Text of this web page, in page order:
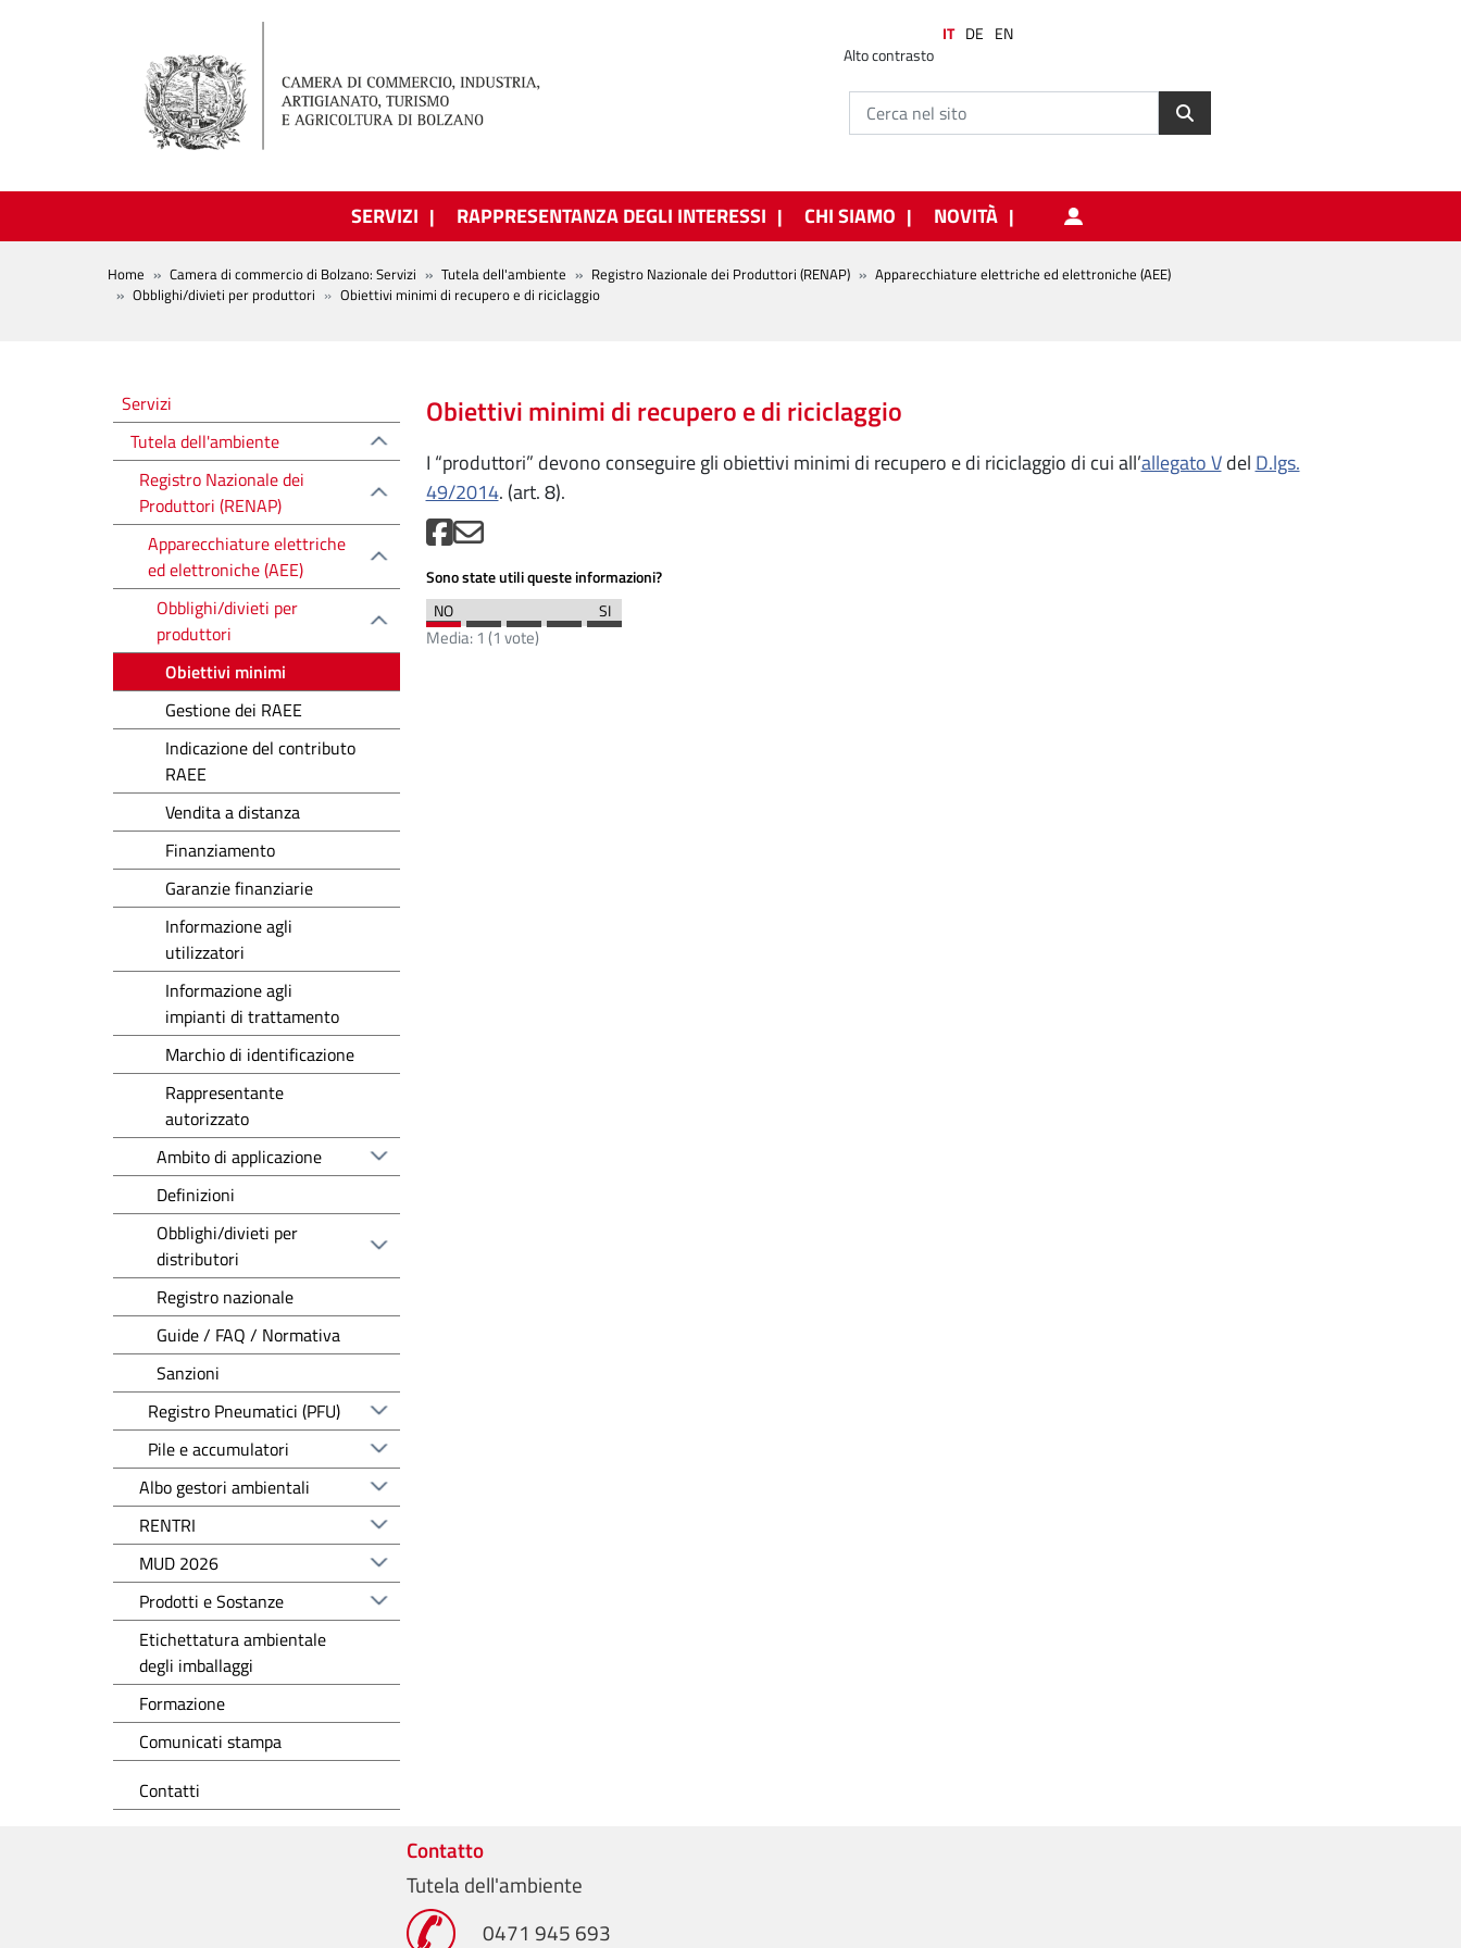
Alto contrasto
IT DE EN
SERVIZI RAPPRESENTANZA DEGLI INTERESSI CHI SIAMO NOVITÀ
BREADCRUMB
Home Camera di commercio di Bolzano: Servizi Tutela dell'ambiente Registro Nazionale dei Produttori (RENAP)
Apparecchiature elettriche ed elettroniche (AEE)
Obblighi/divieti per produttori
Obiettivi minimi di recupero e di riciclaggio
Obiettivi minimi di recupero e di riciclaggio
I “produttori” devono conseguire gli obiettivi minimi di recupero e di riciclaggio di cui all’allegato Vdel D.lgs.
49/2014. (art. 8).
Sono state utili queste informazioni?
Media:1 (1 vote)
Tutela dell'ambiente
Servizi
Tutela dell'ambiente
Registro Nazionale dei
Produttori (RENAP)
Apparecchiature elettriche
ed elettroniche (AEE)
Obblighi/divieti per
produttori
Obiettivi minimi
Gestione dei RAEE
Indicazione del contributo
RAEE
Vendita a distanza
Finanziamento
Garanzie finanziarie
Informazione agli
utilizzatori
Informazione agli
impianti di trattamento
Marchio di identificazione
Rappresentante
autorizzato
Ambito di applicazione
Definizioni
Obblighi/divieti per
distributori
Registro nazionale
Guide / FAQ / Normativa
Sanzioni
Registro Pneumatici (PFU)
Pile e accumulatori
Albo gestori ambientali
RENTRI
MUD 2026
Prodotti e Sostanze
Etichettatura ambientale
degli imballaggi
Formazione
Comunicati stampa
Contatti
Contatto
Tutela dell'ambiente
0471 945 693